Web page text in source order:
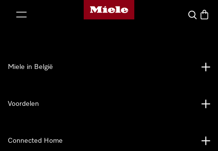
Miele homepage
Wat zoek
Miele in België
Voordelen
Connected Home